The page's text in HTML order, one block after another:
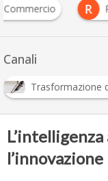
Commercio R
Canali
Trasformazione
l’innovazione